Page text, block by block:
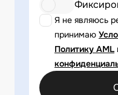
Я не являюсь
принимаю
Политику AML